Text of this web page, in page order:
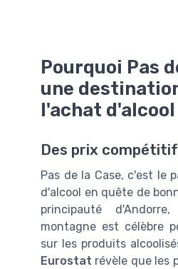
Pourquoi Pas
une
l'achat d'alcool
Des prix
Pas de la Case, c'est le
d'alcool en quête de
principauté
montagne est célèbre
sur les produits
Eurostat révèle que les